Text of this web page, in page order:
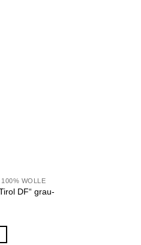
WOLLE
DF“ grau-